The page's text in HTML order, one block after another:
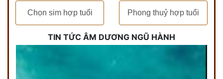
Chọn sim hợp tuổi Phong thuỷ hợp tuổi
TIN TỨC ÂM DƯƠNG NGŨ HÀNH